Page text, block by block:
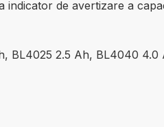
indicator de avertizare a
BL4025 2.5 Ah, BL4040 4.0